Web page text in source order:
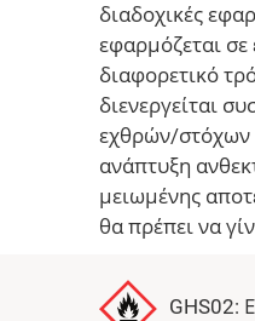
διαδοχικές
εφαρμόζεται
διαφορετικό
διενεργείται
εχθρών/στόχων
ανάπτυξη
μειωμένης
θα πρέπει να
GHS02: